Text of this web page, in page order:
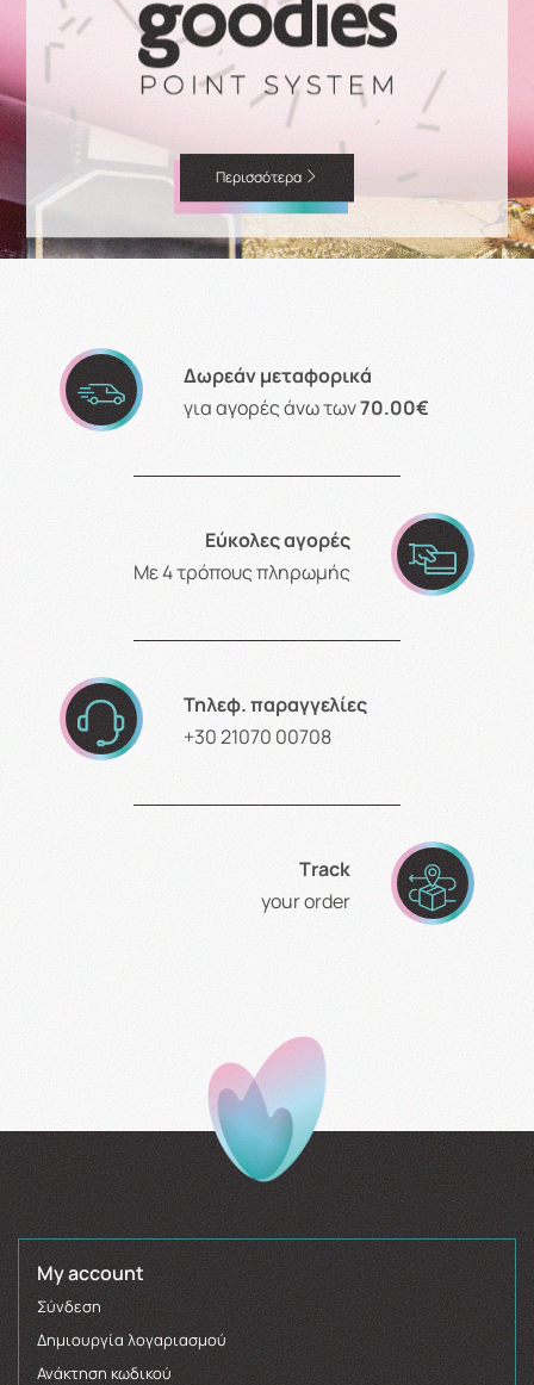
Περισσότερα
Δωρεάν μεταφορικά
για αγορές άνω των70.00€
Εύκολες αγορές
Με 4 τρόπους πληρωμής
Τηλεφ. παραγγελίες
+30 21070 00708
Τrack
your order
My account
Σύνδεση
Δημιουργία λογαριασμού
Ανάκτηση κωδικού